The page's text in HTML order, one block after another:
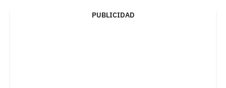
PUBLICIDAD